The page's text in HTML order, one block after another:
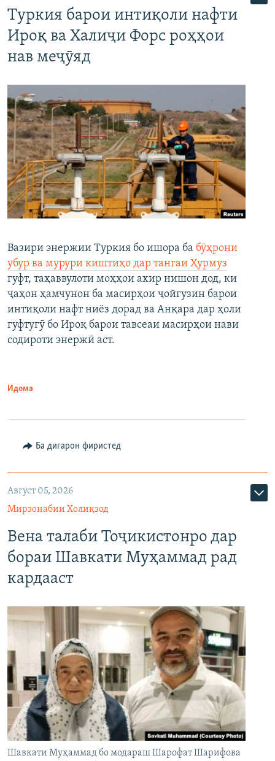
Туркия барои интиқоли нафти
Ироқ ва Халиҷи Форс роҳҳои
нав меҷӯяд
Вазири энержии Туркия бо ишора ба бӯҳрони
убур ва мурури киштиҳо дар тангаи Ҳурмуз
гуфт, таҳаввулоти моҳҳои ахир нишон дод, ки
ҷаҳон ҳамчунон ба масирҳои ҷойгузин барои
интиқоли нафт ниёз дорад ва Анқара дар ҳоли
гуфтугӯ бо Ироқ барои тавсеаи масирҳои нави
содироти энержӣ аст.
Идома
Ба дигарон фиристед
Август 05, 2026
Мирзонабии Холиқзод
Вена талаби Тоҷикистонро дар
бораи Шавкати Муҳаммад рад
кардааст
Шавкати Муҳаммад бо модараш Шарофат Шарифова